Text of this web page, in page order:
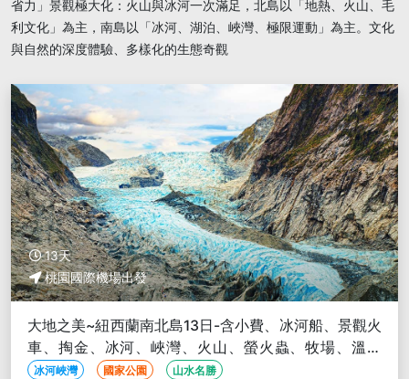
省力」景觀極大化：火山與冰河一次滿足，北島以「地熱、火山、毛
利文化」為主，南島以「冰河、湖泊、峽灣、極限運動」為主。文化
與自然的深度體驗、多樣化的生態奇觀
13天
桃園國際機場出發
大地之美~紐西蘭南北島13日-含小費、冰河船、景觀火
車、掏金、冰河、峽灣、火山、螢火蟲、牧場、溫泉
浴、皇后鎮兩晚
冰河峽灣 國家公園 山水名勝